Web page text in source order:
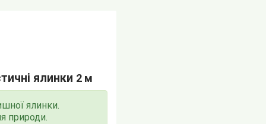
ялинки 2 м
ялинки.
природи.